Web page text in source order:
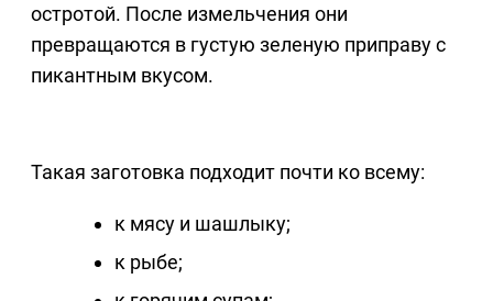
остротой. После измельчения они
превращаются в густую зеленую приправу с
пикантным вкусом.
Такая заготовка подходит почти ко всему:
к мясу и шашлыку;
к рыбе;